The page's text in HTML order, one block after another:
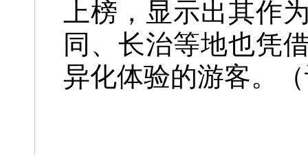
上榜，显示出其作
同、长治等地也凭
异化体验的游客。